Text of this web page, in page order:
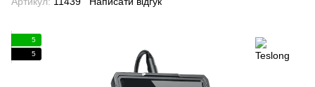
5
5